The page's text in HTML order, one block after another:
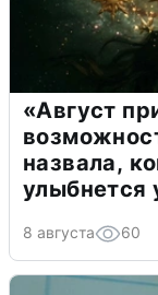
«Август
назвала,
улыбнется
8 августа 60